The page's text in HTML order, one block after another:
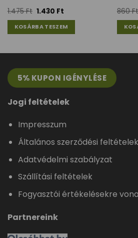
1.475Ft 1.430 Ft
KOSÁRBA TESZEM
860Ft
5% KUPON IGÉNYLÉSE
Jogi feltételek
Impresszum
Általános szerződési feltételek
Adatvédelmi szabályzat
Szállítási feltételek
Fogyasztói értékelésekre
Partnereink